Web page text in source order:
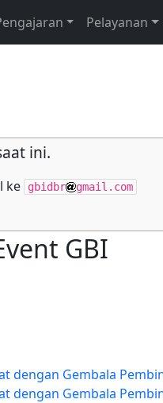
Pelayanan
ini.
ke gbidbr gmail.com
GBI
dengan Gembala
dengan Gembala